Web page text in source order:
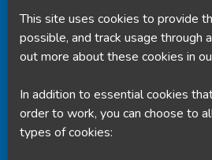
Powered by Translate
This site uses cookies to provide
possible, and track usage through
out more about these cookies in
In addition to essential cookies
order to work, you can choose to
types of cookies: